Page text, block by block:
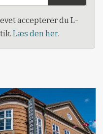
accepterer du L-
Læs den her.